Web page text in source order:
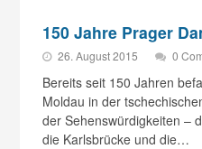
150 Jahre Prager
26. August 2015 0
Bereits seit 150 Jahren
Moldau in der
der Sehenswürdigkeiten –
die Karlsbrücke und die…